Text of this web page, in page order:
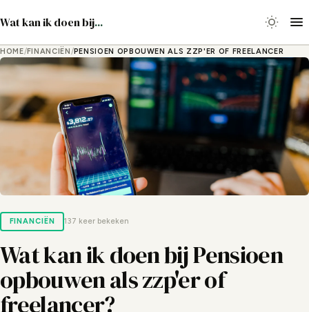
Wat kan ik doen bij...
HOME/FINANCIËN /PENSIOEN OPBOUWEN ALS ZZP'ER OF FREELANCER
FINANCIËN 137 keer bekeken
Wat kan ik doen bij Pensioen
opbouwen als zzp'er of
freelancer?